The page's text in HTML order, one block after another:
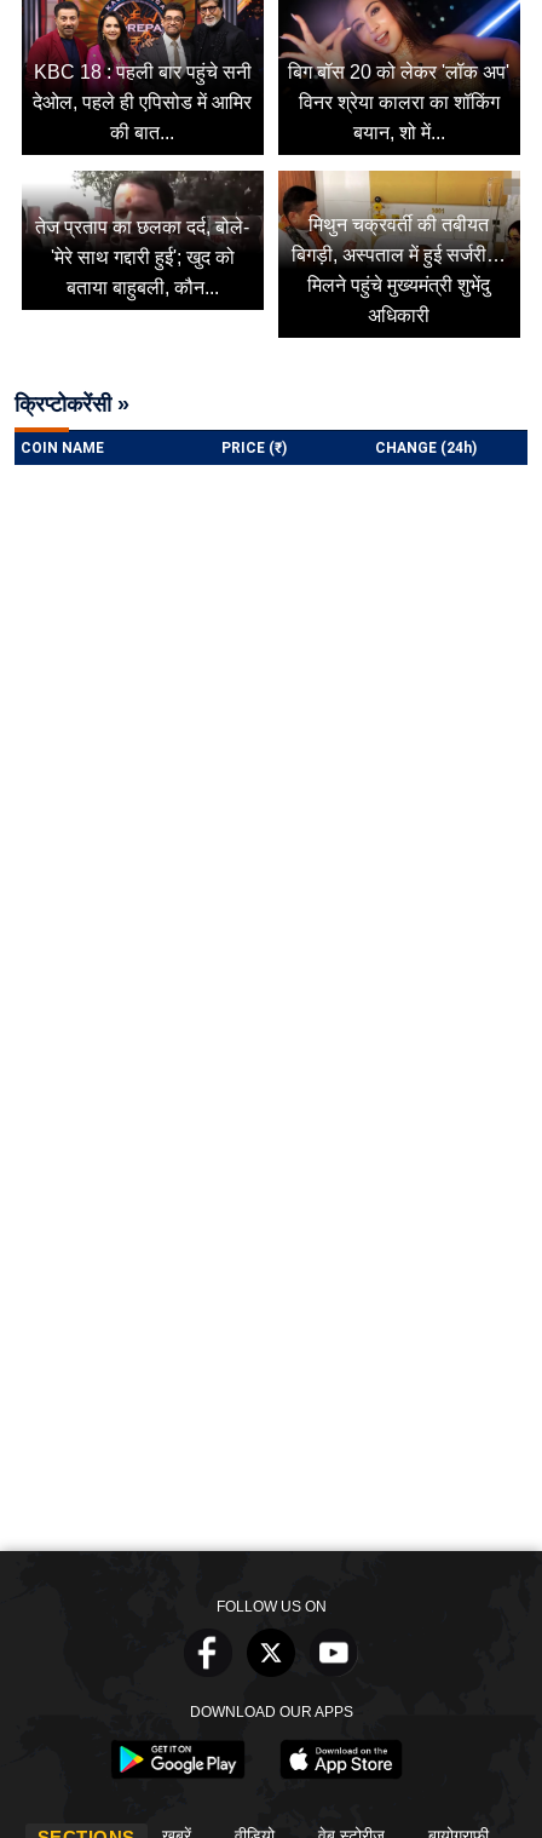
KBC 18 : पहली बार पहुंचे सनी
देओल, पहले ही एपिसोड में आमिर
की बात...
बिग बॉस 20 को लेकर 'लॉक अप'
विनर श्रेया कालरा का शॉकिंग
बयान, शो में...
तेज प्रताप का छलका दर्द, बोले-
'मेरे साथ गद्दारी हुई'; खुद को
बताया बाहुबली, कौन...
मिथुन चक्रवर्ती की तबीयत
बिगड़ी, अस्पताल में हुई सर्जरी…
मिलने पहुंचे मुख्यमंत्री शुभेंदु
अधिकारी
क्रिप्टोकरेंसी »
FOLLOW US ON
DOWNLOAD OUR APPS